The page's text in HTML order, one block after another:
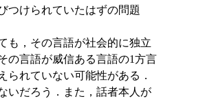
つけられていたはずの問題
も，その言語が社会的に独立
の言語が威信ある言語の1方言
られていない可能性がある．
いだろう．また，話者本人が